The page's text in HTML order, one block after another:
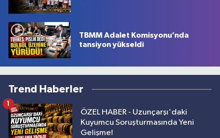
TBMM Adalet Komisyonu’nda
tansiyon yükseldi
Trend Haberler
ÖZEL HABER - Uzunçarşı'daki
Kuyumcu Soruşturmasında Yeni
Gelişme!
1